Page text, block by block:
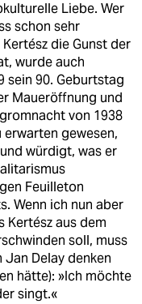
Liebe. Wer
schon sehr
die Gunst der
wurde auch
sein 90. Geburtstag
Maueröffnung und
von 1938
erwarten gewesen,
würdigt, was er
Feuilleton
Wenn ich nun aber
Kertész aus dem
soll, muss
Delay denken
hätte): »Ich möchte
singt.«